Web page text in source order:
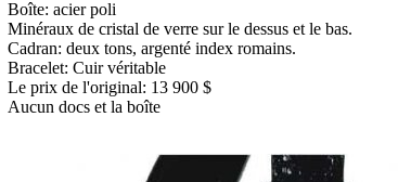
Boîte: acier poli
Minéraux de cristal de verre sur le dessus et le bas.
Cadran: deux tons, argenté index romains.
Bracelet: Cuir véritable
Le prix de l'original: 13 900 $
Aucun docs et la boîte